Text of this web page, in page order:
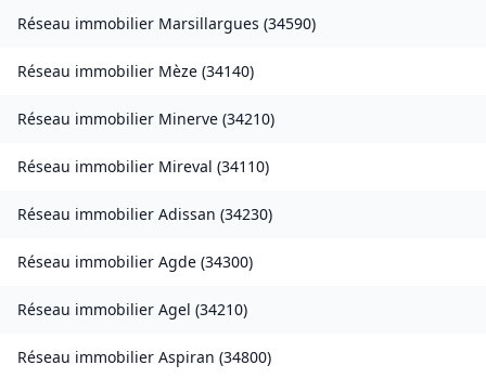
Réseau immobilier Marsillargues (34590)
Réseau immobilier Mèze (34140)
Réseau immobilier Minerve (34210)
Réseau immobilier Mireval (34110)
Réseau immobilier Adissan (34230)
Réseau immobilier Agde (34300)
Réseau immobilier Agel (34210)
Réseau immobilier Aspiran (34800)